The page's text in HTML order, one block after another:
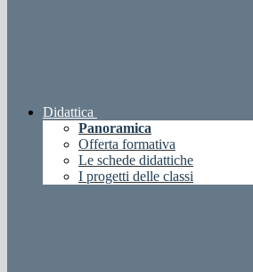
Didattica
Panoramica
Offerta formativa
Le schede didattiche
I progetti delle classi